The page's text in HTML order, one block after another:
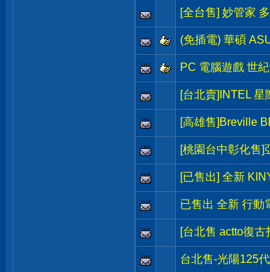
[全台售] 妙管家
(免插電) 華碩
PC 電腦遊戲 世
[台北賣]INTEL
[高雄售]Breville
[桃園台中彰化售]
[已售出] 全新
已售出 全新 行動
[台北售 actto復
台北售-光陽125